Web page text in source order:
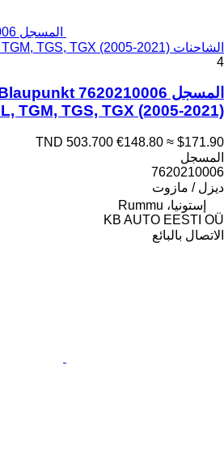
الشاحنات MAN TGL, TGM, TGS, TGX (2005-2021)
4
TGM, TGS, TGX (2005-2021)
TND 503.700 €148.80 ≈ $171.90
المسجل
7620210006
ديزل / مازوت
إستونيا، Rummu
KB AUTO EESTI OÜ
الاتصال بالبائع